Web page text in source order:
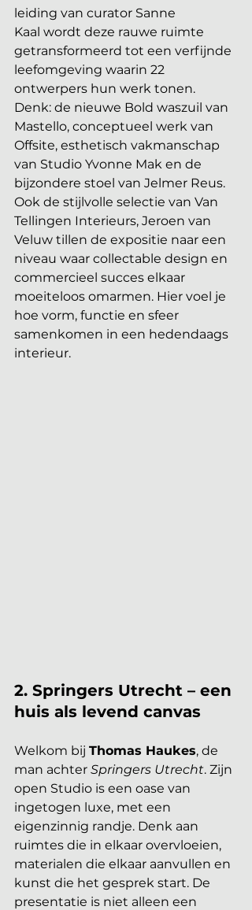
leiding van curator Sanne
Kaal wordt deze rauwe ruimte
getransformeerd tot een verfijnde
leefomgeving waarin 22
ontwerpers hun werk tonen.
Denk: de nieuwe Bold waszuil van
Mastello, conceptueel werk van
Offsite, esthetisch vakmanschap
van Studio Yvonne Mak en de
bijzondere stoel van Jelmer Reus.
Ook de stijlvolle selectie van Van
Tellingen Interieurs, Jeroen van
Veluw tillen de expositie naar een
niveau waar collectable design en
commercieel succes elkaar
moeiteloos omarmen. Hier voel je
hoe vorm, functie en sfeer
samenkomen in een hedendaags
interieur.
2. Springers Utrecht – een
huis als levend canvas
Welkom bij Thomas Haukes, de
man achter Springers Utrecht. Zijn
open Studio is een oase van
ingetogen luxe, met een
eigenzinnig randje. Denk aan
ruimtes die in elkaar overvloeien,
materialen die elkaar aanvullen en
kunst die het gesprek start. De
presentatie is niet alleen een